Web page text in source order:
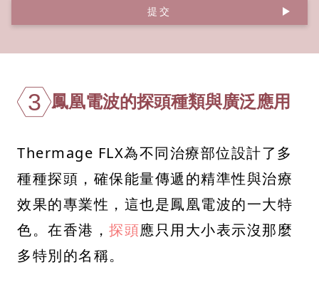
提交
3 鳳凰電波的探頭種類與廣泛應用
Thermage FLX為不同治療部位設計了多
種種探頭，確保能量傳遞的精準性與治療
效果的專業性，這也是鳳凰電波的一大特
色。在香港， 探頭應只用大小表示沒那麼
多特別的名稱。